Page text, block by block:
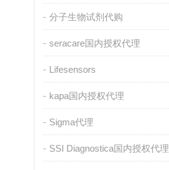
分子生物试剂代购
seracare国内授权代理
Lifesensors
kapa国内授权代理
Sigma代理
SSI Diagnostica国内授权代理